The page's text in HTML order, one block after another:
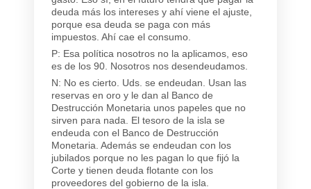
deuda más los intereses y ahí viene el ajuste,
porque esa deuda se paga con más
impuestos. Ahí cae el consumo.
P: Esa política nosotros no la aplicamos, eso
es de los 90. Nosotros nos desendeudamos.
N: No es cierto. Uds. se endeudan. Usan las
reservas en oro y le dan al Banco de
Destrucción Monetaria unos papeles que no
sirven para nada. El tesoro de la isla se
endeuda con el Banco de Destrucción
Monetaria. Además se endeudan con los
jubilados porque no les pagan lo que fijó la
Corte y tienen deuda flotante con los
proveedores del gobierno de la isla.